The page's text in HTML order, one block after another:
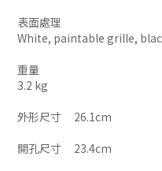
表面處理
White, paintable grille,
重量
3.2 kg
外形尺寸
26.1cm
開孔尺寸
23.4cm